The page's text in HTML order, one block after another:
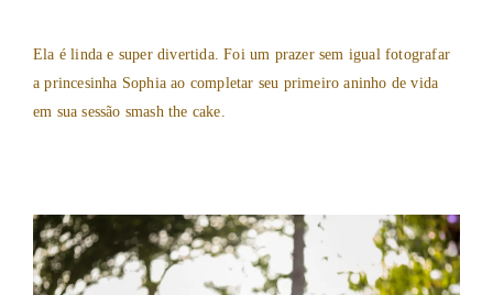
Ela é linda e super divertida. Foi um prazer sem igual fotografar
a princesinha Sophia ao completar seu primeiro aninho de vida
em sua sessão smash the cake.